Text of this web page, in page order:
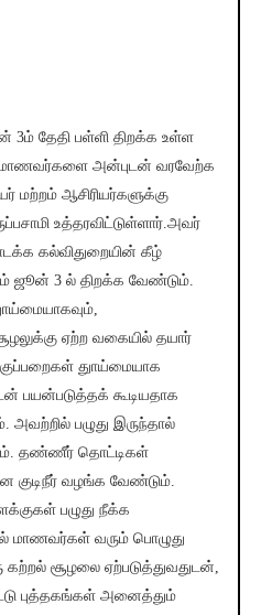
3ம் தேதி பள்ளி திறக்க உள்ள
மாணவர்களை அன்புடன் வரவேற்க
மற்றம் ஆசிரியர்களுக்கு
உத்தரவிட்டுள்ளார்.அவர்
கல்விதுறையின் கீழ்
ஜூன் 3 ல் திறக்க வேண்டும்.
ஏற்ற வகையில் தயார்
துாய்மையாக
பயன்படுத்தக் கூடியதாக
பழுது இருந்தால்
தண்ணீர் தொட்டிகள்
குடிநீர் வழங்க வேண்டும்.
பழுது நீக்க
மாணவர்கள் வரும் பொழுது
சூழலை ஏற்படுத்துவதுடன்,
புத்தகங்கள் அனைத்தும்